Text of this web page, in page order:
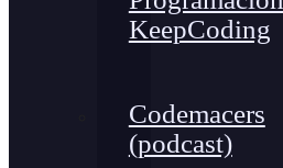
KeepCoding
Codemacers
(podcast)